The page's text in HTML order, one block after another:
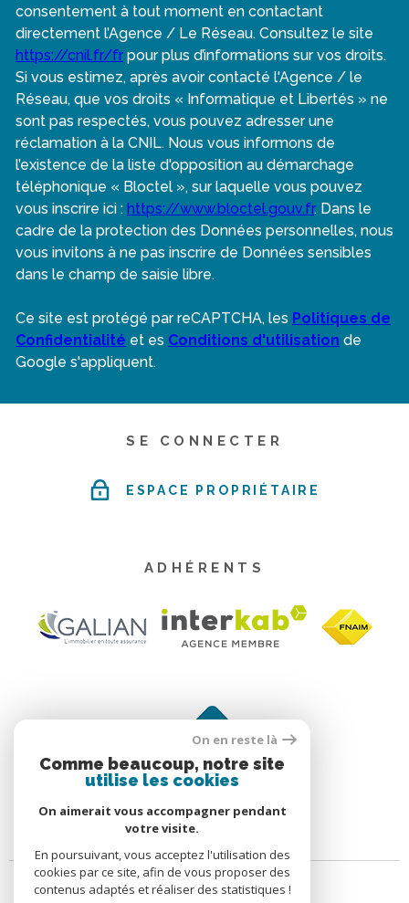
consentement à tout moment en contactant
directement l’Agence / Le Réseau. Consultez le site
https://cnil.fr/fr pour plus d’informations sur vos droits.
Si vous estimez, après avoir contacté l'Agence / le
Réseau, que vos droits « Informatique et Libertés » ne
sont pas respectés, vous pouvez adresser une
réclamation à la CNIL. Nous vous informons de
l’existence de la liste d'opposition au démarchage
téléphonique « Bloctel », sur laquelle vous pouvez
vous inscrire ici : https://www.bloctel.gouv.fr. Dans le
cadre de la protection des Données personnelles, nous
vous invitons à ne pas inscrire de Données sensibles
dans le champ de saisie libre.
Ce site est protégé par reCAPTCHA, les Politiques de
Confidentialité et es Conditions d'utilisation de
Google s'appliquent.
SE CONNECTER
ESPACE PROPRIÉTAIRE
ADHÉRENTS
On en reste là
Comme beaucoup, notre site
utilise les cookies
On aimerait vous accompagner pendant
votre visite.
En poursuivant, vous acceptez l'utilisation des
cookies par ce site, afin de vous proposer des
contenus adaptés et réaliser des statistiques !